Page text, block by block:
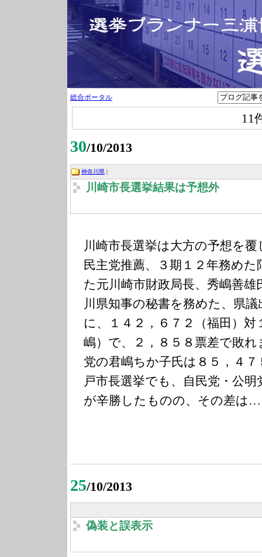
総合ポータル
11
30/10/2013
神奈川県 |
川崎市長選挙結果は予想外
川崎市長選挙は大方の予想を
民主党推薦、３期１２年務め
た元川崎市財政局長、秀嶋善雄
川県知事の秘書を務めた、県
に、１４２，６７２（福田）対
嶋）で、２，８５８票差で敗
党の君嶋ちか子氏は８５，４
戸市長選挙でも、自民党・公
が辛勝したものの、その差は…
25/10/2013
偽装と誤表示